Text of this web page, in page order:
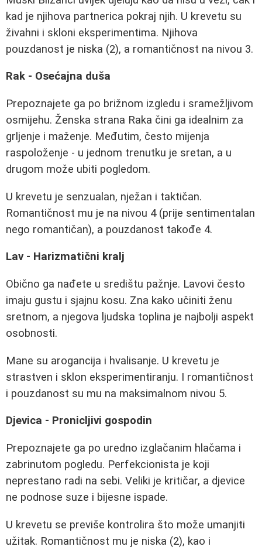
kad je njihova partnerica pokraj njih. U krevetu su
živahni i skloni eksperimentima. Njihova
pouzdanost je niska (2), a romantičnost na nivou 3.
Rak - Osećajna duša
Prepoznajete ga po brižnom izgledu i sramežljivom
osmijehu. Ženska strana Raka čini ga idealnim za
grljenje i maženje. Međutim, često mijenja
raspoloženje - u jednom trenutku je sretan, a u
drugom može ubiti pogledom.
U krevetu je senzualan, nježan i taktičan.
Romantičnost mu je na nivou 4 (prije sentimentalan
nego romantičan), a pouzdanost takođe 4.
Lav - Harizmatični kralj
Obično ga nađete u središtu pažnje. Lavovi često
imaju gustu i sjajnu kosu. Zna kako učiniti ženu
sretnom, a njegova ljudska toplina je najbolji aspekt
osobnosti.
Mane su arogancija i hvalisanje. U krevetu je
strastven i sklon eksperimentiranju. I romantičnost
i pouzdanost su mu na maksimalnom nivou 5.
Djevica - Pronicljivi gospodin
Prepoznajete ga po uredno izglačanim hlačama i
zabrinutom pogledu. Perfekcionista je koji
neprestano radi na sebi. Veliki je kritičar, a djevice
ne podnose suze i bijesne ispade.
U krevetu se previše kontrolira što može umanjiti
užitak. Romantičnost mu je niska (2), kao i